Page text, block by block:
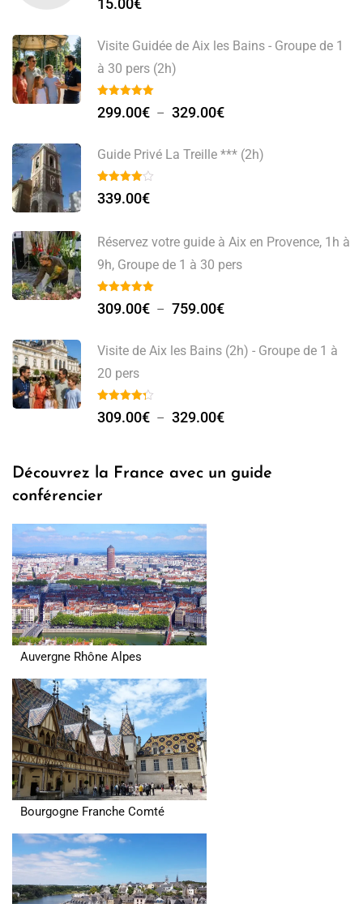
15.00€
Visite Guidée de Aix les Bains - Groupe de 1
à 30 pers (2h)
299.00€ – 329.00€
Guide Privé La Treille *** (2h)
339.00€
Réservez votre guide à Aix en Provence, 1h à
9h, Groupe de 1 à 30 pers
309.00€ – 759.00€
Visite de Aix les Bains (2h) - Groupe de 1 à
20 pers
309.00€ – 329.00€
Découvrez la France avec un guide
conférencier
Auvergne Rhône Alpes
Bourgogne Franche Comté